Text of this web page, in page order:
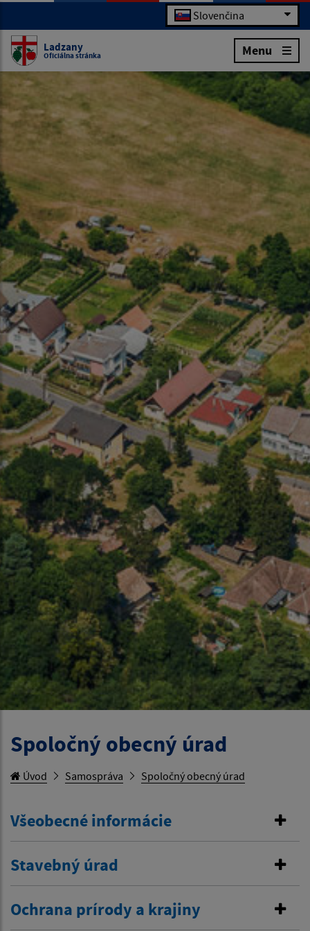
Slovenčina
Ladzany
Oficiálna stránka Menu
Spoločný obecný úrad
Úvod Samospráva Spoločný obecný úrad
Všeobecné informácie
Stavebný úrad
Ochrana prírody a krajiny